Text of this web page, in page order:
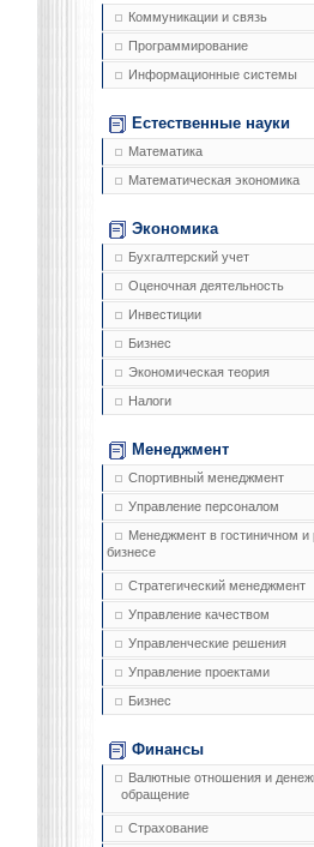
Коммуникации и связь
Программирование
Информационные системы
Естественные науки
Математика
Математическая экономика
Экономика
Бухгалтерский учет
Оценочная деятельность
Инвестиции
Бизнес
Экономическая теория
Налоги
Менеджмент
Спортивный менеджмент
Управление персоналом
Менеджмент в гостиничном и
бизнесе
Стратегический менеджмент
Управление качеством
Управленческие решения
Управление проектами
Бизнес
Финансы
Валютные отношения и
обращение
Страхование